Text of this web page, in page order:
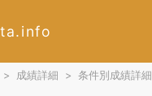
成績詳細 条件別成績詳細